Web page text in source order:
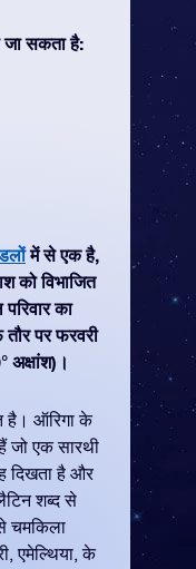
सकता है:
में से एक है,
को विभाजित
का
पर फरवरी
अक्षांश)।
है। ऑरिगा के
जो एक सारथी
दिखता है और
शब्द से
चमकिला
एमेल्थिया, के